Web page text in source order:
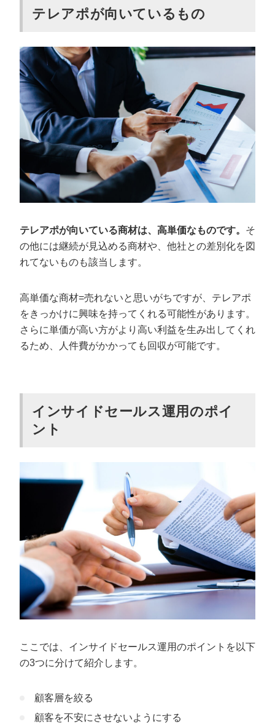
テレアポが向いているもの
テレアポが向いている商材は、高単価なものです。 そ
の他には継続が見込める商材や、他社との差別化を図
れてないものも該当します。
高単価な商材=売れないと思いがちですが、テレアポ
をきっかけに興味を持ってくれる可能性があります。
さらに単価が高い方がより高い利益を生み出してくれ
るため、人件費がかかっても回収が可能です。
インサイドセールス運用のポイ
ント
ここでは、インサイドセールス運用のポイントを以下
の3つに分けて紹介します。
顧客層を絞る
顧客を不安にさせないようにする